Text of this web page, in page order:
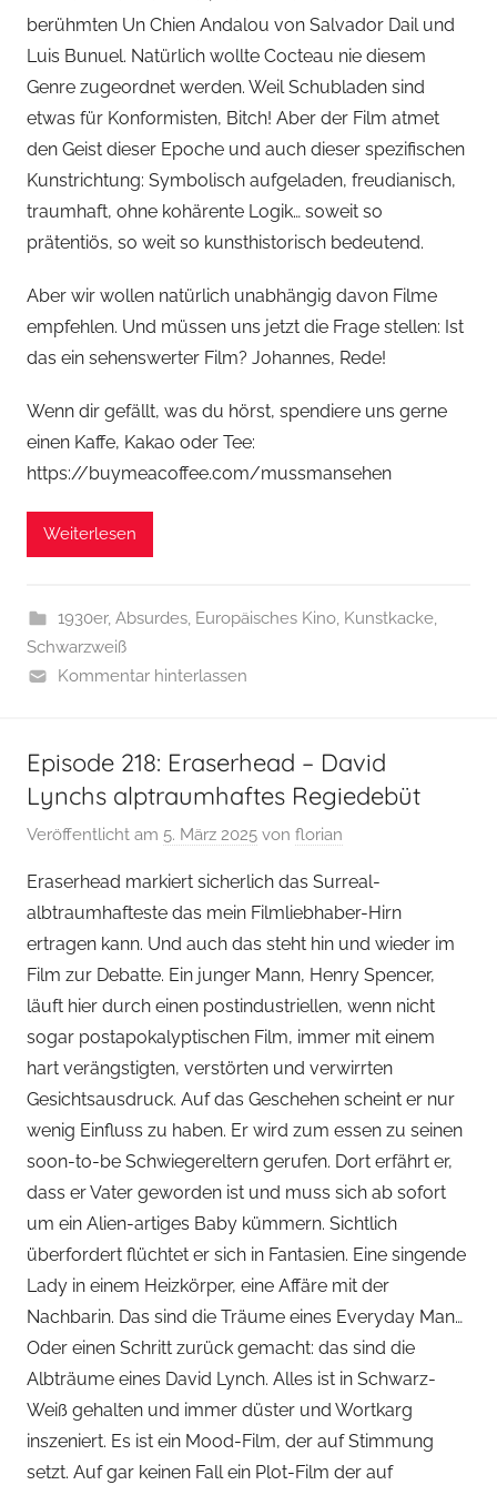
berühmten Un Chien Andalou von Salvador Dail und
Luis Bunuel. Natürlich wollte Cocteau nie diesem
Genre zugeordnet werden. Weil Schubladen sind
etwas für Konformisten, Bitch! Aber der Film atmet
den Geist dieser Epoche und auch dieser spezifischen
Kunstrichtung: Symbolisch aufgeladen, freudianisch,
traumhaft, ohne kohärente Logik… soweit so
prätentiös, so weit so kunsthistorisch bedeutend.
Aber wir wollen natürlich unabhängig davon Filme
empfehlen. Und müssen uns jetzt die Frage stellen: Ist
das ein sehenswerter Film? Johannes, Rede!
Wenn dir gefällt, was du hörst, spendiere uns gerne
einen Kaffe, Kakao oder Tee:
https://buymeacoffee.com/mussmansehen
Weiterlesen
1930er, Absurdes, Europäisches Kino, Kunstkacke,
Schwarzweiß
Kommentar hinterlassen
Episode 218: Eraserhead – David
Lynchs alptraumhaftes Regiedebüt
Veröffentlicht am 5. März 2025 von florian
Eraserhead markiert sicherlich das Surreal-
albtraumhafteste das mein Filmliebhaber-Hirn
ertragen kann. Und auch das steht hin und wieder im
Film zur Debatte. Ein junger Mann, Henry Spencer,
läuft hier durch einen postindustriellen, wenn nicht
sogar postapokalyptischen Film, immer mit einem
hart verängstigten, verstörten und verwirrten
Gesichtsausdruck. Auf das Geschehen scheint er nur
wenig Einfluss zu haben. Er wird zum essen zu seinen
soon-to-be Schwiegereltern gerufen. Dort erfährt er,
dass er Vater geworden ist und muss sich ab sofort
um ein Alien-artiges Baby kümmern. Sichtlich
überfordert flüchtet er sich in Fantasien. Eine singende
Lady in einem Heizkörper, eine Affäre mit der
Nachbarin. Das sind die Träume eines Everyday Man…
Oder einen Schritt zurück gemacht: das sind die
Albträume eines David Lynch. Alles ist in Schwarz-
Weiß gehalten und immer düster und Wortkarg
inszeniert. Es ist ein Mood-Film, der auf Stimmung
setzt. Auf gar keinen Fall ein Plot-Film der auf